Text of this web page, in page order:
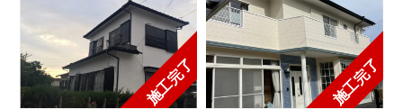
施工完了 施工完了